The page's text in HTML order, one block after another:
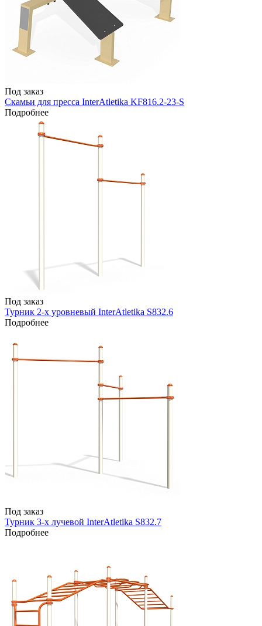
Под заказ
Скамьи для пресса InterAtletika KF816.2-23-S
Подробнее
Под заказ
Турник 2-х уровневый InterAtletika S832.6
Подробнее
Под заказ
Турник 3-х лучевой InterAtletika S832.7
Подробнее